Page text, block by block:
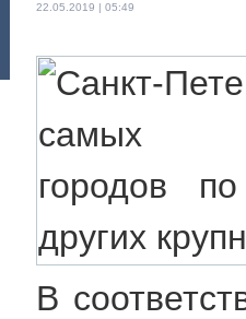
22.05.2019 | 05:49
В